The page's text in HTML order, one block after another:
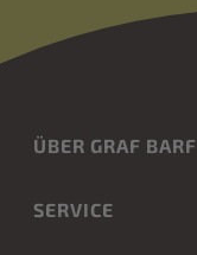
ÜBER GRAF BARF
SERVICE